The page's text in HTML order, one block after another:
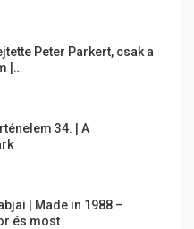
Peter Parkert, csak a
|…
34. | A
| Made in 1988 –
és most